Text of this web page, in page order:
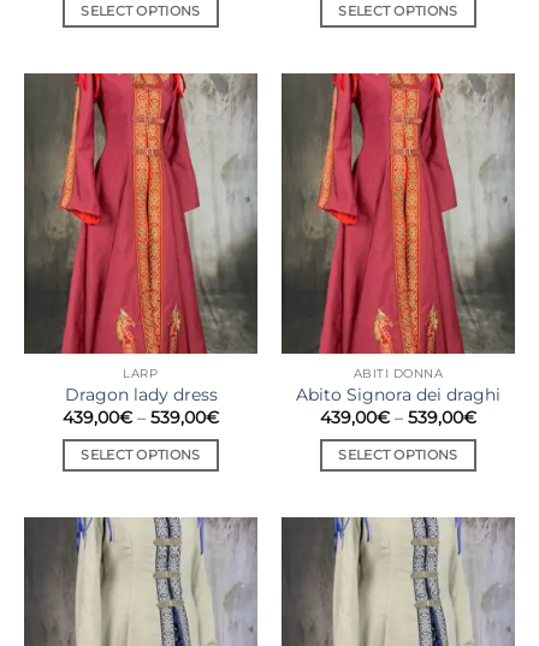
SELECT OPTIONS SELECT OPTIONS
LARP
Dragon lady dress
439,00€ – 539,00€
SELECT OPTIONS
ABITI DONNA
Abito Signora dei draghi
439,00€ – 539,00€
SELECT OPTIONS